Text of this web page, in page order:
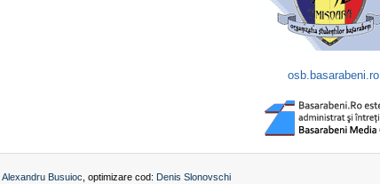
osb.basarabeni.ro
Alexandru Busuioc , optimizare cod: Denis Slonovschi